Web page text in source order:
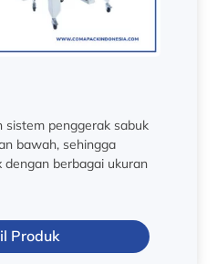
sistem penggerak sabuk
bawah, sehingga
dengan berbagai ukuran
Produk